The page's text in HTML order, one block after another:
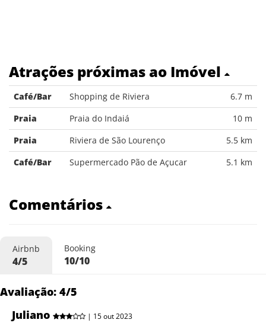
Atrações próximas ao Imóvel
Café/Bar Shopping de Riviera
6.7 m
Praia
Praia do Indaiá
10 m
Praia
Riviera de São Lourenço
5.5 km
Café/Bar
Supermercado Pão de Açucar 5.1 km
Comentários
Airbnb
4/5
Booking
10/10
Avaliação: 4/5
Juliano
| 15 out 2023